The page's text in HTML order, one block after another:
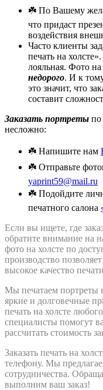
☘️ По Вашему
что придаст
воздействия
Часто клиенты
печать на
лояльная. Фото
недорого. И к
это значит, что
составит
Заказать портреты по
несложно:
☘️ Напишите нам
☘️ Отправьте
yaprint59@mail.ru
☘️ Подойдите
печатного салона
Если вы ищете, где
обратите внимание на
фото на холсте по
производство
высокое качество
Мы печатаем портреты
яркие и долговечные
печать на холсте
специалисты помогут
рассчитать стоимость
Заказать печать на
телефону. Мы
сотрудничества.
выполним ваш заказ!